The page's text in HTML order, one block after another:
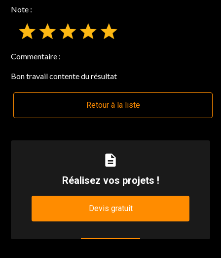
Note :
Commentaire :
Bon travail contente du résultat
Retour à la liste
description
Réalisez vos projets !
Devis gratuit